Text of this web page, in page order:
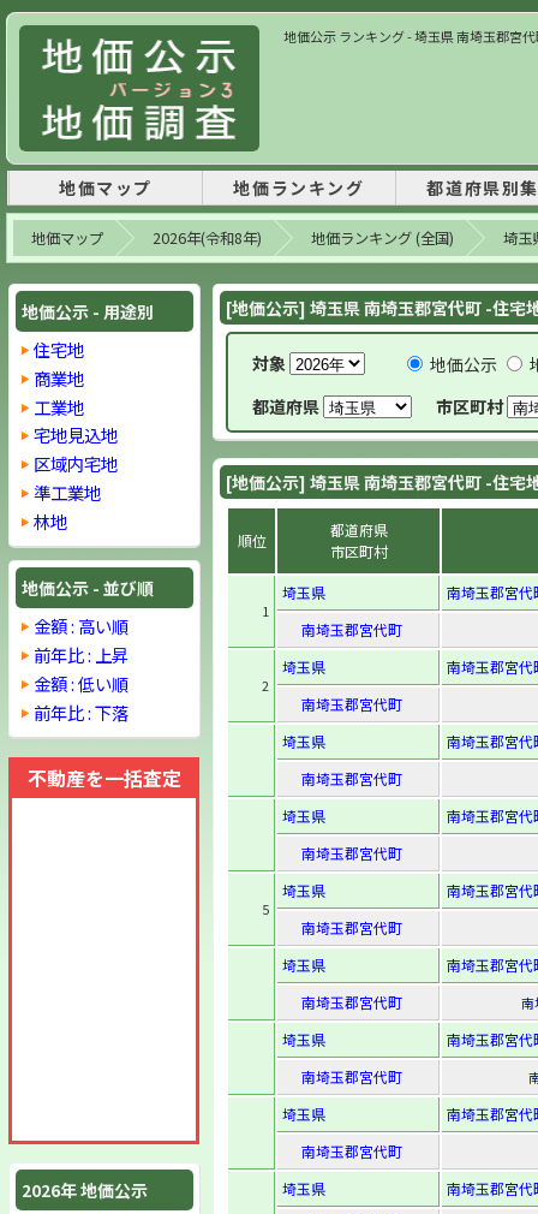
地価公示 ランキング - 埼玉県 南埼玉郡宮
地価マップ 地価ランキング 都道府県別
地価マップ 2026年(令和8年) 地価ランキング (全国) 埼玉
地価公示 - 用途別
住宅地
商業地
工業地
宅地見込地
区域内宅地
準工業地
林地
地価公示 - 並び順
金額 : 高い順
前年比 : 上昇
金額 : 低い順
前年比 : 下落
不動産を一括査定
2026年 地価公示
[地価公示] 埼玉県 南埼玉郡宮代町 -住宅
対象 地価公示
都道府県
市区町村
[地価公示] 埼玉県 南埼玉郡宮代町 -住宅
順位
都道府県
市区町村
1
埼玉県
南埼玉郡宮
南埼玉郡宮代町
2
埼玉県
南埼玉郡宮
南埼玉郡宮代町
埼玉県
南埼玉郡宮
南埼玉郡宮代町
埼玉県
南埼玉郡宮
南埼玉郡宮代町
5
埼玉県
南埼玉郡宮
南埼玉郡宮代町
埼玉県
南埼玉郡宮
南埼玉郡宮代町
南
埼玉県
南埼玉郡宮
南埼玉郡宮代町
埼玉県
南埼玉郡宮
南埼玉郡宮代町
埼玉県
南埼玉郡宮